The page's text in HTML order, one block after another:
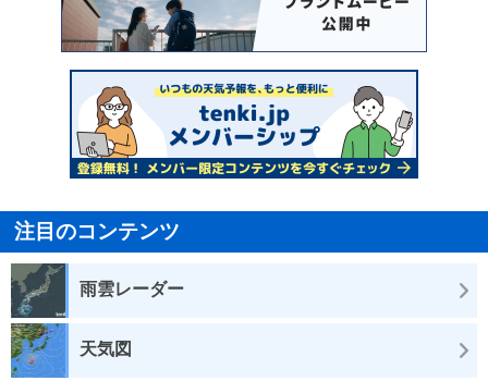
注目のコンテンツ
雨雲レーダー
天気図